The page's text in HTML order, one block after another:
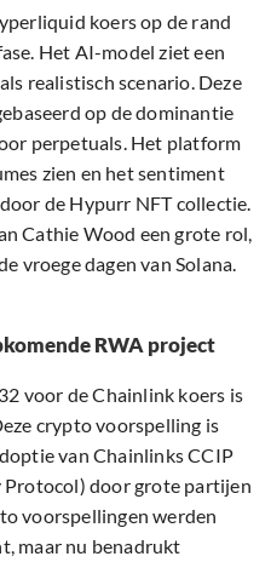
koers op de rand
Het AI-model ziet een
realistisch scenario. Deze
op de dominantie
perpetuals. Het platform
zien en het sentiment
de Hypurr NFT collectie.
Cathie Wood een grote rol,
vroege dagen van Solana.
RWA project
voor de Chainlink koers is
crypto voorspelling is
van Chainlinks CCIP
door grote partijen
voorspellingen werden
maar nu benadrukt